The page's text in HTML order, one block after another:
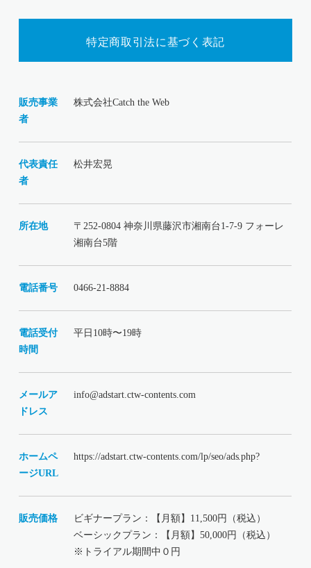
特定商取引法に基づく表記
販売事業
者
株式会社Catch the Web
代表責任
者
松井宏晃
所在地
〒252-0804 神奈川県藤沢市湘南台1-7-9 フォーレ
湘南台5階
電話番号 0466-21-8884
電話受付
時間
平日10時〜19時
メールア
ドレス
info@adstart.ctw-contents.com
ホームペ
ージURL
https://adstart.ctw-contents.com/lp/seo/ads.php?
販売価格
ビギナープラン：【月額】11,500円（税込）
ベーシックプラン：【月額】50,000円（税込）
※トライアル期間中０円